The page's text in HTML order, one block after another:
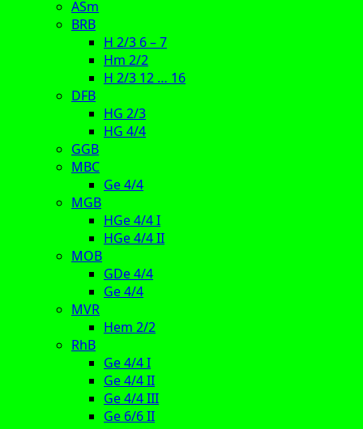
ASm
BRB
H 2/3 6 – 7
Hm 2/2
H 2/3 12 … 16
DFB
HG 2/3
HG 4/4
GGB
MBC
Ge 4/4
MGB
HGe 4/4 I
HGe 4/4 II
MOB
GDe 4/4
Ge 4/4
MVR
Hem 2/2
RhB
Ge 4/4 I
Ge 4/4 II
Ge 4/4 III
Ge 6/6 II